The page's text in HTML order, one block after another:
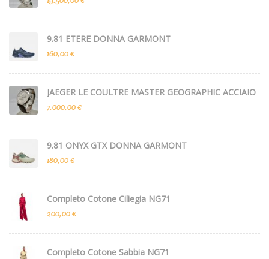
9.81 ETERE DONNA GARMONT
160,00 €
JAEGER LE COULTRE MASTER GEOGRAPHIC ACCIAIO
7.000,00 €
9.81 ONYX GTX DONNA GARMONT
180,00 €
Completo Cotone Ciliegia NG71
200,00 €
Completo Cotone Sabbia NG71